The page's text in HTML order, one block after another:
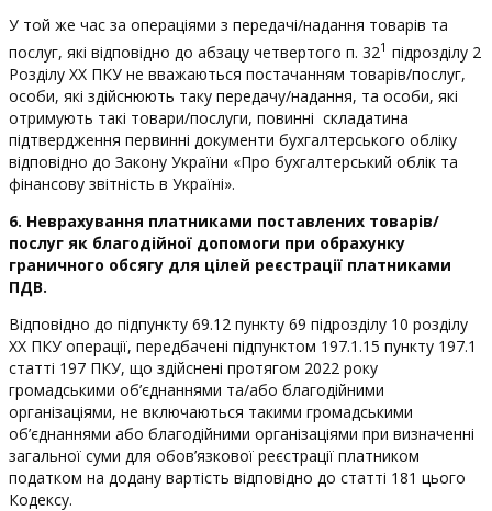
У той же час за операціями з передачі/надання товарів та
послуг, які відповідно до абзацу четвертого п. 321 підрозділу 2
Розділу ХХ ПКУ не вважаються постачанням товарів/послуг,
особи, які здійснюють таку передачу/надання, та особи, які
отримують такі товари/послуги, повинні складатина
підтвердження первинні документи бухгалтерського обліку
відповідно до Закону України «Про бухгалтерський облік та
фінансову звітність в Україні».
6. Неврахування платниками поставлених товарів/
послуг як благодійної допомоги при обрахунку
граничного обсягу для цілей реєстрації платниками
ПДВ.
Відповідно до підпункту 69.12 пункту 69 підрозділу 10 розділу
ХХ ПКУ операції, передбачені підпунктом 197.1.15 пункту 197.1
статті 197 ПКУ, що здійснені протягом 2022 року
громадськими об’єднаннями та/або благодійними
організаціями, не включаються такими громадськими
об’єднаннями або благодійними організаціями при визначенні
загальної суми для обов’язкової реєстрації платником
податком на додану вартість відповідно до статті 181 цього
Кодексу.